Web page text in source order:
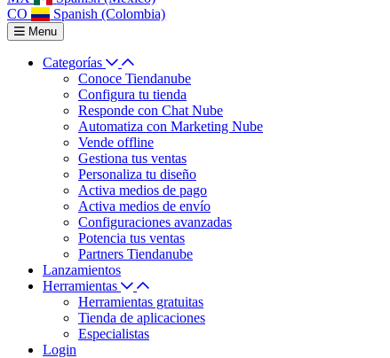
CO
Spanish (Colombia)
Menu
Categorías
Conoce Tiendanube
Configura tu tienda
Responde con Chat Nube
Automatiza con Marketing Nube
Vende offline
Gestiona tus ventas
Personaliza tu diseño
Activa medios de pago
Activa medios de envío
Configuraciones avanzadas
Potencia tus ventas
Partners Tiendanube
Lanzamientos
Herramientas
Herramientas gratuitas
Tienda de aplicaciones
Especialistas
Login